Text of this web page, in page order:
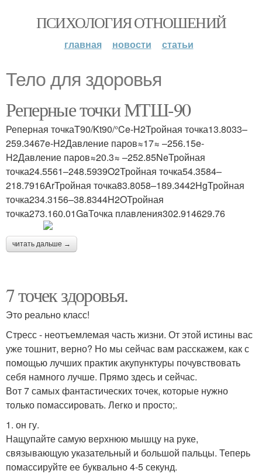
ПСИХОЛОГИЯ ОТНОШЕНИЙ
главная новости статьи
Тело для здоровья
Реперные точки МТШ-90
Реперная точкаT90/Kt90/°Ce-H2Тройная точка13.8033–
259.3467e-H2Давление паров≈17≈ –256.15e-
H2Давление паров≈20.3≈ –252.85NeТройная
точка24.5561–248.5939O2Тройная точка54.3584–
218.7916ArТройная точка83.8058–189.3442HgТройная
точка234.3156–38.8344H2OТройная
точка273.160.01GaТочка плавления302.914629.76
читать дальше →
7 точек здоровья.
Это реально класс!
Стресс - неотъемлемая часть жизни. От этой истины вас
уже тошнит, верно? Но мы сейчас вам расскажем, как с
помощью лучших практик акупунктуры почувствовать
себя намного лучше. Прямо здесь и сейчас.
Вот 7 самых фантастических точек, которые нужно
только помассировать. Легко и просто;.
1. он гу.
Нащупайте самую верхнюю мышцу на руке,
связывающую указательный и большой пальцы. Теперь
помассируйте ее буквально 4-5 секунд.